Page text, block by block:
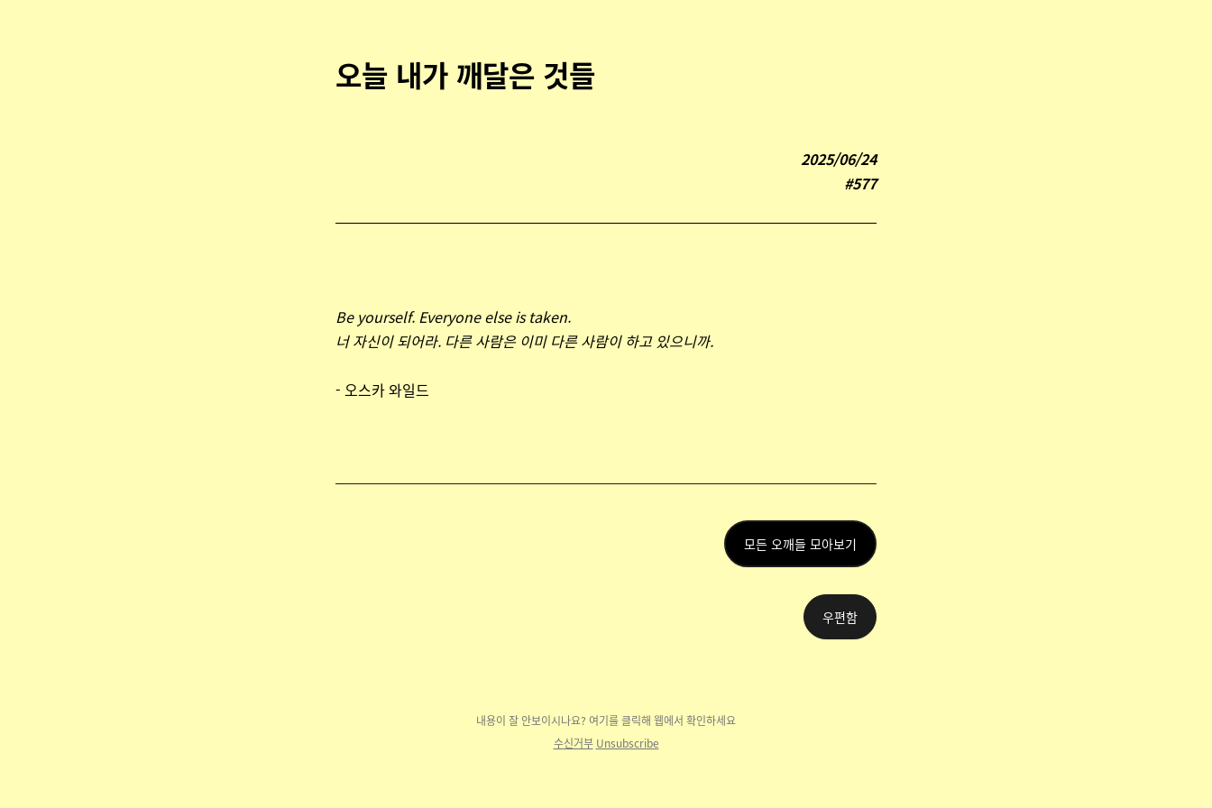
오늘 내가 깨달은 것들
2025/06/24
#577
Be yourself. Everyone else is taken.
너 자신이 되어라. 다른 사람은 이미 다른 사람이 하고 있으니까.
- 오스카 와일드
모든 오깨들 모아보기
우편함
내용이 잘 안보이시나요? 여기를 클릭해 웹에서 확인하세요
수신거부 Unsubscribe